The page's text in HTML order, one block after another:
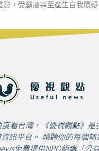
影，受霸凌甚至產生自我懷
看台灣，《優視觀點》是
訊平台。 傾聽你的每個精
免費提供NPO組織「公